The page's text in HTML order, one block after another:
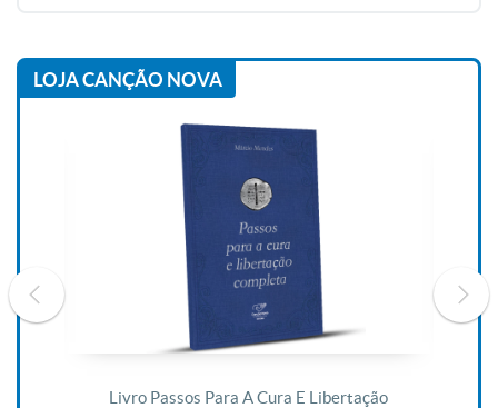
LOJA CANÇÃO NOVA
Livro Passos Para A Cura E Libertação